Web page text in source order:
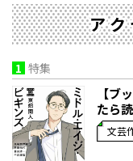
ア
1 特集
【ブ
たら
文芸